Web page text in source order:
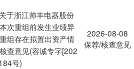
于浙江帅丰电器股份
次重组前发生业绩异
组存在拟置出资产情
查意见(容诚专字[202
号)
2026-08-08
保荐/核查意见